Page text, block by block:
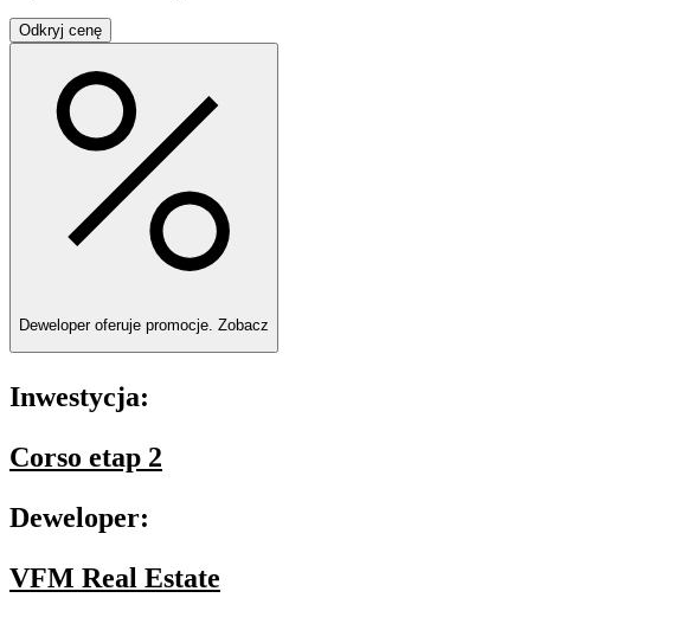
Odkryj cenę
Deweloper oferuje promocje. Zobacz
Inwestycja:
Corso etap 2
Deweloper:
VFM Real Estate